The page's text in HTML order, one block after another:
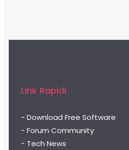
Link Rapidi
- Download Free Software
- Forum Community
- Tech News